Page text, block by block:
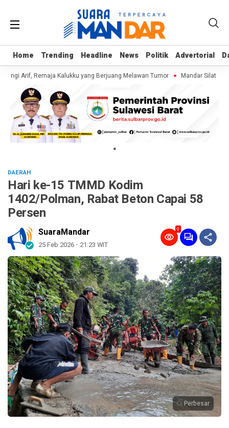
Home Trending Headline News Politik Advertorial
Home Trending Headline News Politik Advertorial
Arif, Remaja Kalukku yang Berjuang Melawan Tumor Mandar Silat
"
DAERAH
Hari ke-15 TMMD Kodim
1402/Polman, Rabat Beton Capai 58
Persen
SuaraMandar
25 Feb 2026 - 21:23 WIT
0
Perbesar